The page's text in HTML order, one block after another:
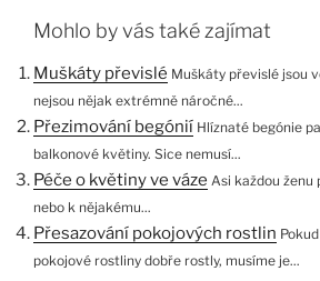
Mohlo by vás také zajímat
Muškáty převislé Muškáty převislé jsou
nejsou nějak extrémně náročné...
Přezimování begónií Hlíznaté begónie
balkonové květiny. Sice nemusí...
Péče o květiny ve váze Asi každou ženu
nebo k nějakému...
Přesazování pokojových rostlin
pokojové rostliny dobře rostly, musíme je...